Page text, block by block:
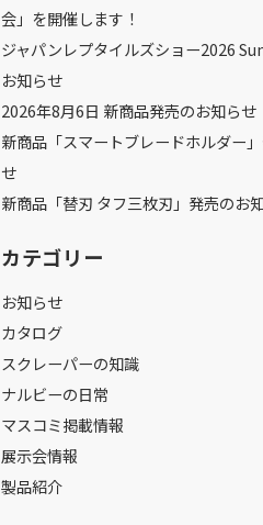
会」を開催します！
ジャパンレプタイルズショー2026
お知らせ
2026年8月6日 新商品発売のお知らせ
新商品「スマートブレードホルダー
せ
新商品「替刃 タフ三枚刃」発売のお
カテゴリー
お知らせ
カタログ
スクレーパーの知識
ナルビーの日常
マスコミ掲載情報
展示会情報
製品紹介